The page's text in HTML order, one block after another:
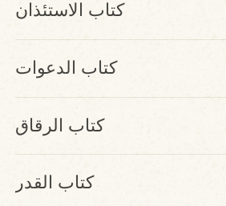
كتاب الاستئذان
كتاب الدعوات
كتاب الرقاق
كتاب القدر